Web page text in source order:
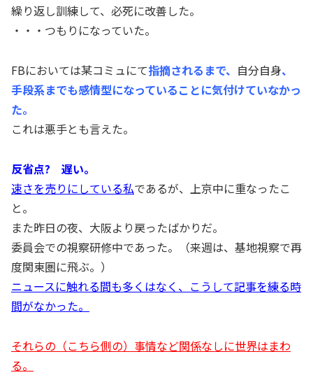
繰り返し訓練して、必死に改善した。
・・・つもりになっていた。
FBにおいては某コミュにて指摘されるまで、 自分自身、
手段系までも感情型になっていることに気付けていなかっ
た。
これは悪手とも言えた。
反省点? 遅い。
速さを売りにしている私であるが、上京中に重なったこ
と。
また昨日の夜、大阪より戻ったばかりだ。
委員会での視察研修中であった。（来週は、基地視察で再
度関東圏に飛ぶ。）
ニュースに触れる間も多くはなく、こうして記事を練る時
間がなかった。
それらの（こちら側の）事情など関係なしに世界はまわ
る。